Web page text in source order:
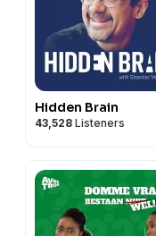
Hidden Brain
43,528 Listeners